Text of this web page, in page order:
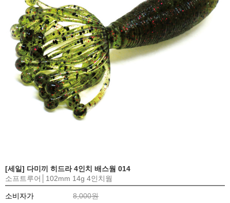
[세일] 다미끼 히드라 4인치 배스웜 014
소프트루어│102mm 14g 4인치웜
소비자가
8,000원